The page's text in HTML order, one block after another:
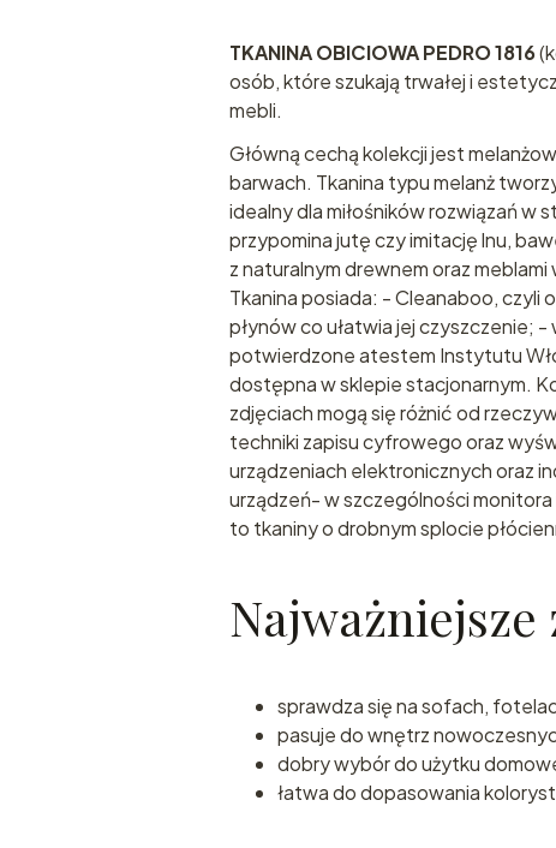
TKANINA OBICIOWA PEDRO 1816
osób, które szukają trwałej i
mebli.
Główną cechą kolekcji jest
barwach. Tkanina typu melanż
idealny dla miłośników rozwiązań w
przypomina jutę czy imitację lnu,
z naturalnym drewnem oraz
Tkanina posiada: - Cleanaboo, czyli
płynów co ułatwia jej czyszczenie;
potwierdzone atestem Instytutu
dostępna w sklepie stacjonarnym.
zdjęciach mogą się różnić od
techniki zapisu cyfrowego oraz
urządzeniach elektronicznych oraz
urządzeń- w szczególności
to tkaniny o drobnym splocie
Najważniejsze
sprawdza się na sofach,
pasuje do wnętrz
dobry wybór do użytku
łatwa do dopasowania